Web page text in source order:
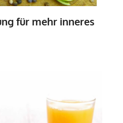
für mehr inneres